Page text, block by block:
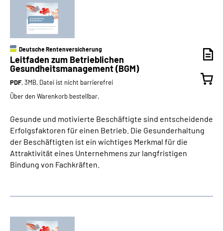
Deutsche Rentenversicherung
Leitfaden zum Betrieblichen
Gesundheitsmanagement (BGM)
PDF, 3MB, Datei ist nicht barrierefrei
Über den Warenkorb bestellbar.
Gesunde und motivierte Beschäftigte sind entscheidende
Erfolgsfaktoren für einen Betrieb. Die Gesunderhaltung
der Beschäftigten ist ein wichtiges Merkmal für die
Attraktivität eines Unternehmens zur langfristigen
Bindung von Fachkräften.